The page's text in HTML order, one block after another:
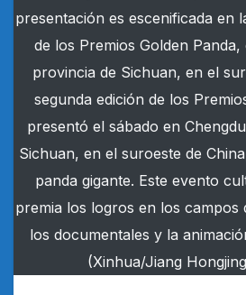
presentación es escenificada en
de los Premios Golden
provincia de Sichuan, en el
segunda edición de los
presentó el sábado en
Sichuan, en el suroeste de
panda gigante. Este evento
premia los logros en los campos
los documentales y la
(Xinhua/Jiang